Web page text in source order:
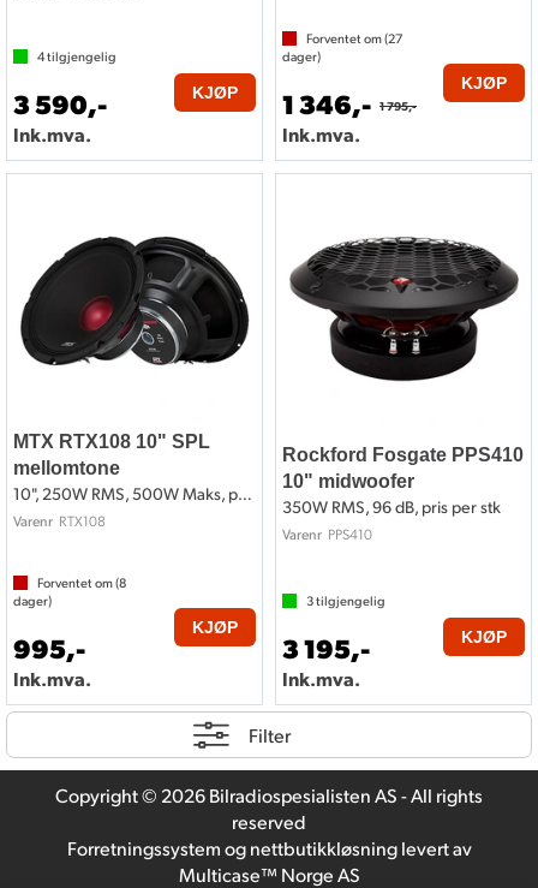
4tilgjengelig
3 590,-
Ink.mva.
KJØP
Forventet om (27
dager)
1 346,- 1 795,-
Ink.mva.
KJØP
MTX RTX108 10" SPL
mellomtone
10", 250W RMS, 500W Maks, pris per stk
Varenr RTX108
Forventet om (8
dager)
995,-
Ink.mva.
KJØP
Rockford Fosgate PPS410
10" midwoofer
350W RMS, 96 dB, pris per stk
Varenr PPS410
3tilgjengelig
3 195,-
Ink.mva.
KJØP
Filter
Copyright © 2026 Bilradiospesialisten AS - All rights
reserved
Forretningssystemognettbutikkløsninglevert av
Multicase™ Norge AS